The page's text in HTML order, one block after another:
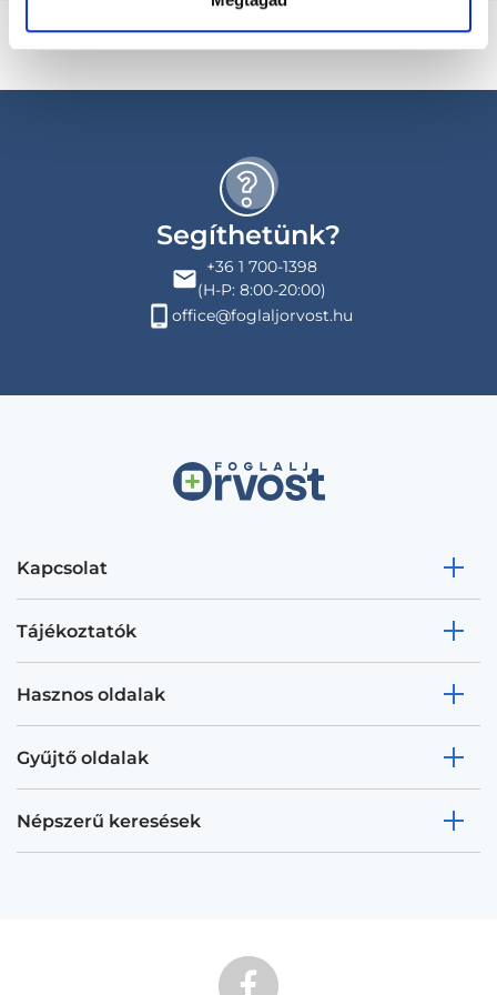
Segíthetünk?
+36 1 700-1398
(H-P: 8:00-20:00)
office@foglaljorvost.hu
Kapcsolat
Tájékoztatók
Hasznos oldalak
Gyűjtő oldalak
Népszerű keresések